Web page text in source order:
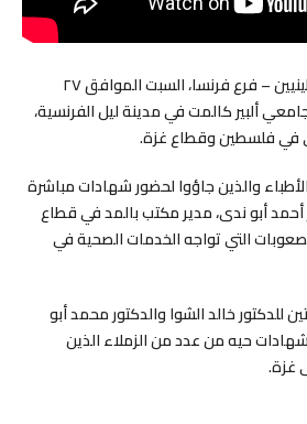
نظم تجمع الأطباء الفلسطينيين – فرع فرنسا، السبت الموافق ٢٧
ألبير كالمت في مدينة ليل الفرنسية،
في فلسطين وقطاع غزة.
الأطباء والذين جاؤوا لحضور شهادات مباشرة
أحمد أبو ندى، مدير مكتب بالمد في قطاع
التي تواجه الخدمات الصحية في
للدكتور خالد الشوا والدكتور محمد أبو
حيه من عدد من الزملاء الذين
غزة.